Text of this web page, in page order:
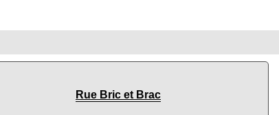
Rue Bric et Brac